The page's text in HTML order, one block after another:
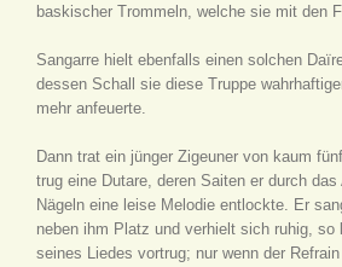
baskischer Trommeln, welche sie mit den
Sangarre hielt ebenfalls einen solchen
dessen Schall sie diese Truppe
mehr anfeuerte.
Dann trat ein jünger Zigeuner von kaum
trug eine Dutare, deren Saiten er durch
Nägeln eine leise Melodie entlockte. Er
neben ihm Platz und verhielt sich ruhig, so
seines Liedes vortrug; nur wenn der